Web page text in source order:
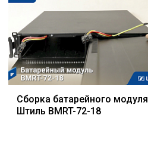
Сборка батарейного модуля
Штиль BMRT-72-18